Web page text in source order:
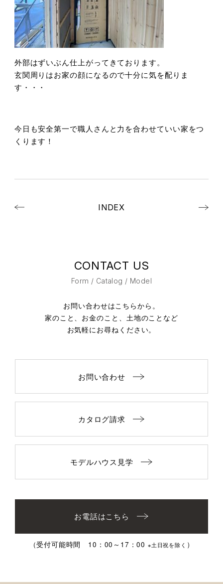
外部はずいぶん仕上がってきております。
玄関周りはお家の顔になるので十分に気を配りま
す・・・
今日も安全第一で職人さんと力を合わせていい家をつ
くります！
INDEX
CONTACT US
Form / Catalog / Model
お問い合わせはこちらから。
家のこと、お金のこと、土地のことなど
お気軽にお尋ねください。
お問い合わせ
カタログ請求
モデルハウス見学
お電話はこちら
（受付可能時間 10：00～17：00 ※土日祝を除く ）